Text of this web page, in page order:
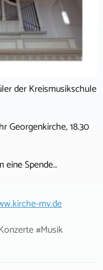
der Kreismusikschule
Georgenkirche, 18.30
eine Spende…
mv.de
#Musik